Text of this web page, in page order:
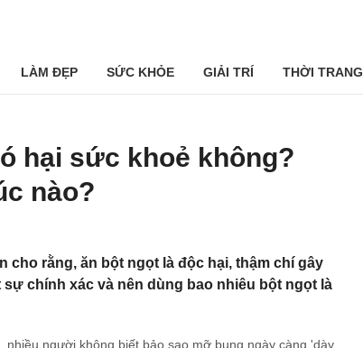
LÀM ĐẸP SỨC KHỎE GIẢI TRÍ THỜI TRANG
hại sức khoẻ không?
nào?
cho rằng, ăn bột ngọt là độc hại, thậm chí gây
chính xác và nên dùng bao nhiêu bột ngọt là
người không biết bảo sao mỡ bụng ngày càng 'dày